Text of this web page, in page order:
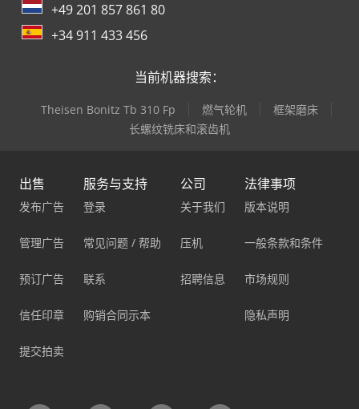
+49 201 857 861 80
+34 911 433 456
当前机器搜索：
Theisen Bonitz Tb 310 Fp 燃气轮机
框架磨床
长螺纹铣床和滚齿机
出售
发布广告
管理广告
预订广告
信任印章
提交拍卖
服务与支持
登录
常见问题 / 帮助
联系
购销合同示本
公司
关于我们
压机
招聘信息
法律事项
版本说明
一般条款和条件
市场规则
隐私声明